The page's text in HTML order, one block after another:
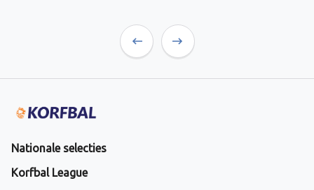
Nationale selecties
Korfbal League